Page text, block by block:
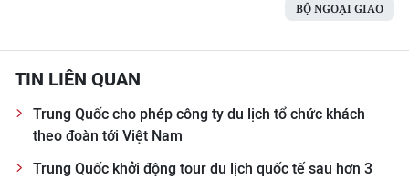
CÁC CHUYÊN TRANG
VỀ BÁO NHÂN DÂN
BỘ NGOẠI GIAO
TIN LIÊN QUAN
Trung Quốc cho phép công ty du lịch tổ chức khách
theo đoàn tới Việt Nam
Trung Quốc khởi động tour du lịch quốc tế sau hơn 3